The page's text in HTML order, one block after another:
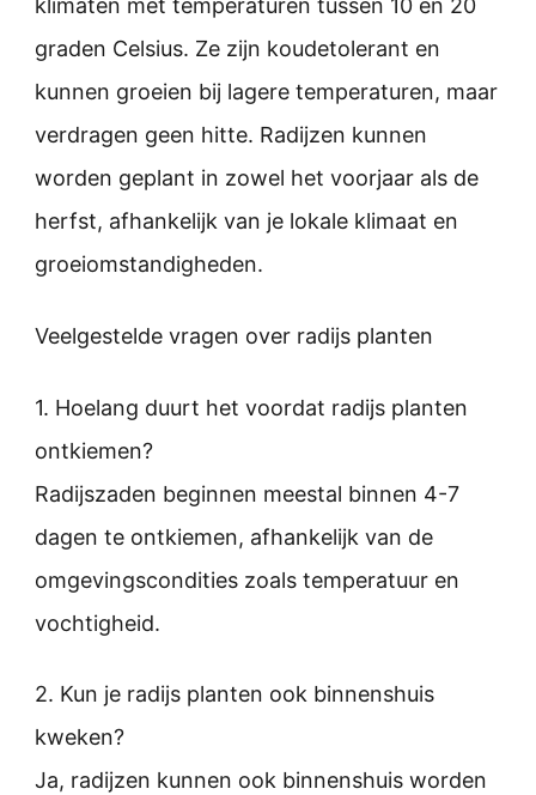
graden Celsius. Ze zijn koudetolerant en
kunnen groeien bij lagere temperaturen, maar
verdragen geen hitte. Radijzen kunnen
worden geplant in zowel het voorjaar als de
herfst, afhankelijk van je lokale klimaat en
groeiomstandigheden.
Veelgestelde vragen over radijs planten
1. Hoelang duurt het voordat radijs planten
ontkiemen?
Radijszaden beginnen meestal binnen 4-7
dagen te ontkiemen, afhankelijk van de
omgevingscondities zoals temperatuur en
vochtigheid.
2. Kun je radijs planten ook binnenshuis
kweken?
Ja, radijzen kunnen ook binnenshuis worden